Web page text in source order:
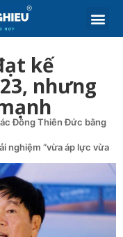
kế
nhưng
Đông Thiên Đức bằng
nghiệm “vừa áp lực vừa